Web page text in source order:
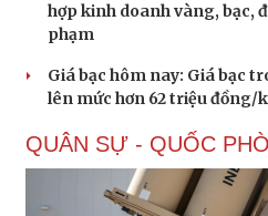
hợp kinh doanh vàng, bạc,
phạm
Giá bạc hôm nay: Giá bạc
lên mức hơn 62 triệu đồng/
QUÂN SỰ - QUỐC